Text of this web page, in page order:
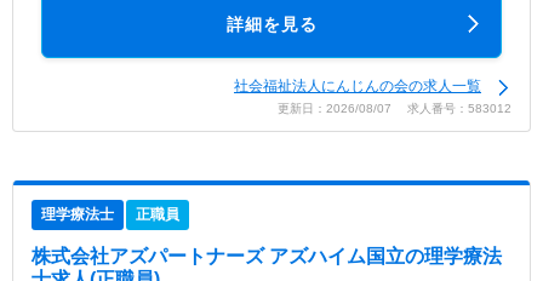
詳細を見る
社会福祉法人にんじんの会の求人一覧
更新日：2026/08/07 求人番号：583012
理学療法士 正職員
株式会社アズパートナーズ アズハイム国立の理学療法